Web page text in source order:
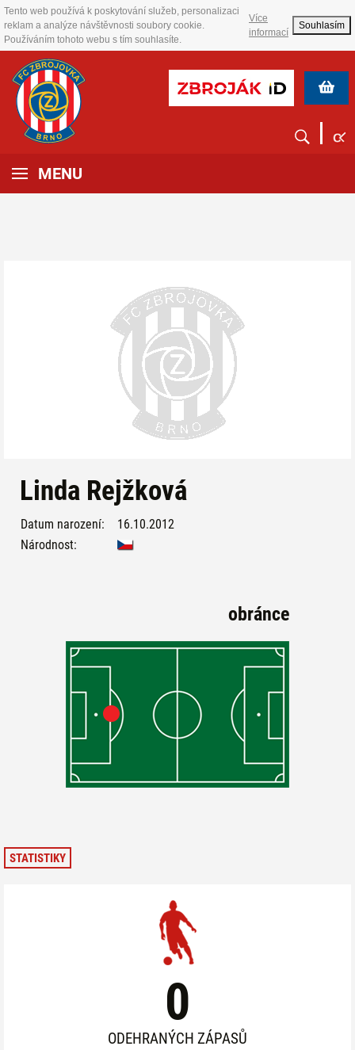
Tento web používá k poskytování služeb, personalizaci
reklam a analýze návštěvnosti soubory cookie.
Používáním tohoto webu s tím souhlasíte.
Více
informací
Souhlasím
MENU
Linda Rejžková
Datum narození:
16.10.2012
Národnost:
obránce
STATISTIKY
0
ODEHRANÝCH ZÁPASŮ